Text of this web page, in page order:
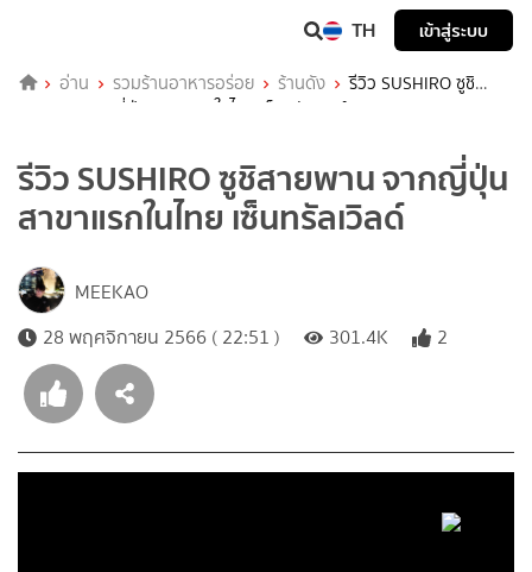
TH เข้าสู่ระบบ
อ่าน รวมร้านอาหารอร่อย ร้านดัง
รีวิว SUSHIRO ซูชิ
สายพาน จากญี่ปุ่น สาขาแรกในไทย เซ็นทรัลเวิลด์
รีวิว SUSHIRO ซูชิสายพาน จากญี่ปุ่น
สาขาแรกในไทย เซ็นทรัลเวิลด์
MEEKAO
28 พฤศจิกายน 2566 ( 22:51 )
301.4K 2